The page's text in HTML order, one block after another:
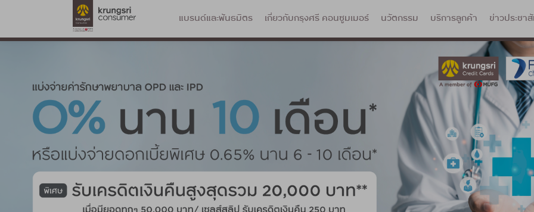
แบรนด์และพันธมิตร เกี่ยวกับกรุงศรี คอนซูมเมอร์ นวัตกรรม บริการลูกค้า ข่าวประชา